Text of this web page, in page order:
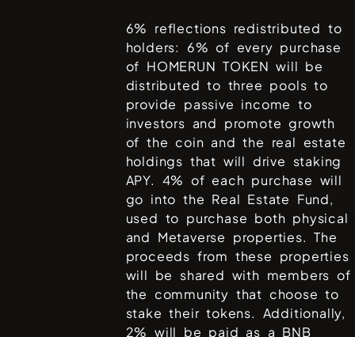
6% reflections redistributed to
holders: 6% of every purchase
of HOMERUN TOKEN will be
distributed to three pools to
provide passive income to
investors and promote growth
of the coin and the real estate
holdings that will drive staking
APY. 4% of each purchase will
go into the Real Estate Fund,
used to purchase both physical
and Metaverse properties. The
proceeds from these properties
will be shared with members of
the community that choose to
stake their tokens. Additionally,
2% will be paid as a BNB